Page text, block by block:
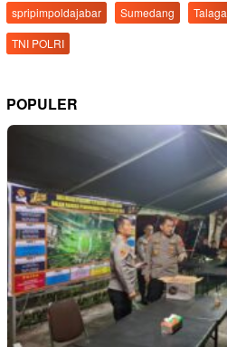
spripimpoldajabar
Sumedang Talaga
TNI POLRI
POPULER